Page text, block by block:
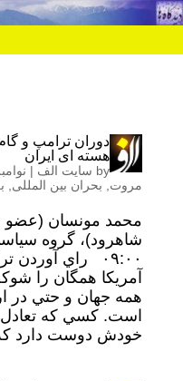
دوران ترامپ و
هسته‌ ای ایران
by سایت الف | نوامبر 13, 2024 2:04
مروت
بحران بین المللی
محمد مونسان (عضو
۰۹:۰۰ راي
آمريکا همگان را
همه جهان و حتي در
است. کسي که تعادل
خودش دوست دارد